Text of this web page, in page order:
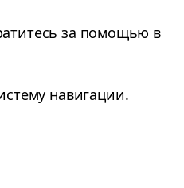
за помощью в
навигации.